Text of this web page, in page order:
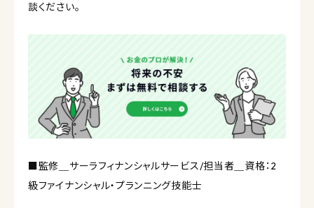
談ください。
■監修＿サーラフィナンシャルサービス/担当者＿資格：2
級ファイナンシャル・プランニング技能士